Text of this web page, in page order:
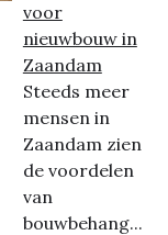
voor
nieuwbouw in
Zaandam
Steeds meer
mensen in
Zaandam zien
de voordelen
van
bouwbehang...